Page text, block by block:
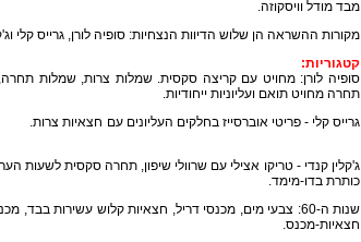
מבד מודל וויסקוזה.
מקורות ההשראה הן שלוש הדיוות הנצחיות: סופיה לורן, גרייס קלי
קטגוריות:
סופיה לורן: מחויט עם קריצה סקסית. שמלות צרות, שמלות
תחרה מחויט תואם ועליוניות ייחודיות.
גרייס קלי - פריטי אוברסייז בחלקים העליונים
ג'קלין קנדי - טריקו אצילי עם שרוולי שיפון, תחרה סקסית לשעות
כותרת בדו-מימד.
חצאיות-מכנס.